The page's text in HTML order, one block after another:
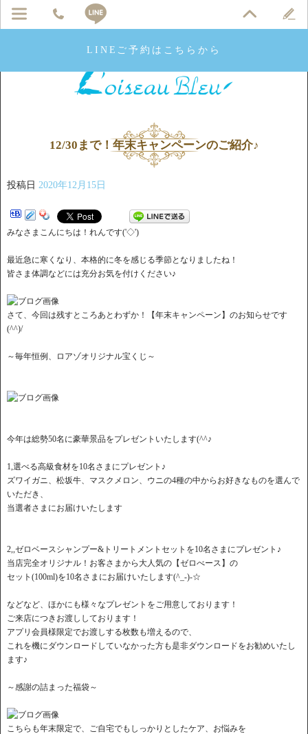
LINEご予約はこちらから
12/30まで！年末キャンペーンのご紹介♪
投稿日 2020年12月15日
みなさまこんにちは！れんです('◇')ゞ
最近急に寒くなり、本格的に冬を感じる季節となりましたね！
皆さま体調などには充分お気を付けください♪
さて、今回は残すところあとわずか！【年末キャンペーン】のお知らせです
(^^)/
～毎年恒例、ロアゾオリジナル宝くじ～
今年は総勢50名に豪華景品をプレゼントいたします(^^♪
1,選べる高級食材を10名さまにプレゼント♪
ズワイガニ、松坂牛、マスクメロン、ウニの4種の中からお好きなものを選んで
いただき、
当選者さまにお届けいたします
2,,ゼロベースシャンプー&トリートメントセットを10名さまにプレゼント♪
当店完全オリジナル！お客さまから大人気の【ゼロべース】の
セット(100ml)を10名さまにお届けいたします(^_-)-☆
などなど、ほかにも様々なプレゼントをご用意しております！
ご来店につきお渡ししております！
アプリ会員様限定でお渡しする枚数も増えるので、
これを機にダウンロードしていなかった方も是非ダウンロードをお勧めいたし
ます♪
～感謝の詰まった福袋～
こちらも年末限定で、ご自宅でもしっかりとしたケア、お悩みを